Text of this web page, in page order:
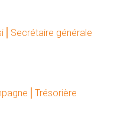
générale